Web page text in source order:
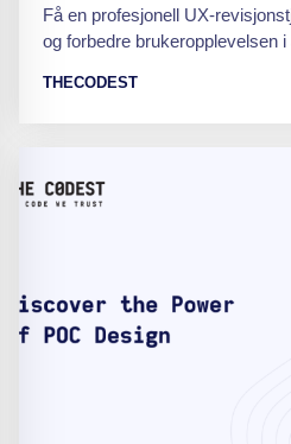
Få en profesjonell UX-
og forbedre brukeropplevelsen
THECODEST